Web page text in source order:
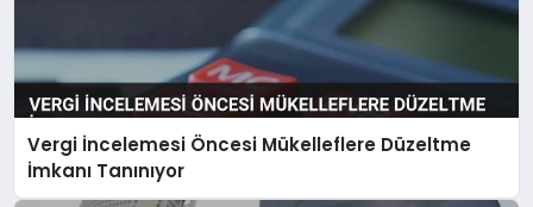
Vergi İncelemesi Öncesi Mükelleflere Düzeltme
İmkanı Tanınıyor